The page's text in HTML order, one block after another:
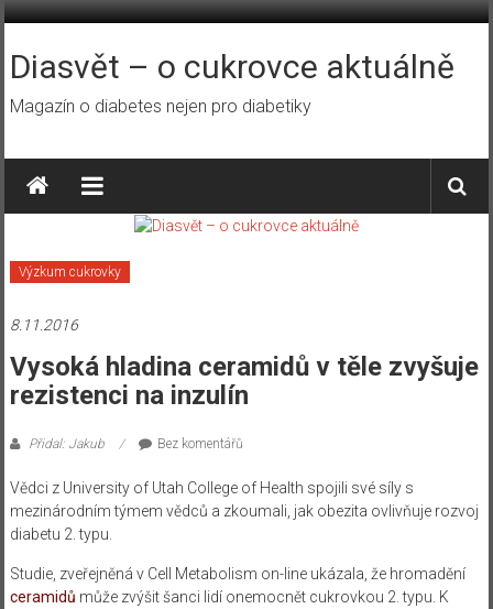
Přeskočit
obsah
Diasvět – o cukrovce aktuálně
Magazín o diabetes nejen pro diabetiky
Výzkum cukrovky
8.11.2016
Vysoká hladina ceramidů v těle zvyšuje
rezistenci na inzulín
Přidal: Jakub Bez komentářů
Vědci z University of Utah College of Health spojili své síly s
mezinárodním týmem vědců a zkoumali, jak obezita ovlivňuje rozvoj
diabetu 2. typu.
Studie, zveřejněná v Cell Metabolism on-line ukázala, že hromadění
ceramidů může zvýšit šanci lidí onemocnět cukrovkou 2. typu. K